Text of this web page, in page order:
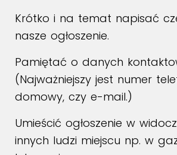
Krótko i na temat napisać
nasze ogłoszenie.
Pamiętać o danych
(Najważniejszy jest numer
domowy, czy e-mail.)
Umieścić ogłoszenie w
innych ludzi miejscu np. w